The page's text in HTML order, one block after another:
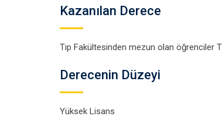
Kazanılan Derece
Tıp Fakültesinden mezun olan öğrenciler
Derecenin Düzeyi
Yüksek Lisans